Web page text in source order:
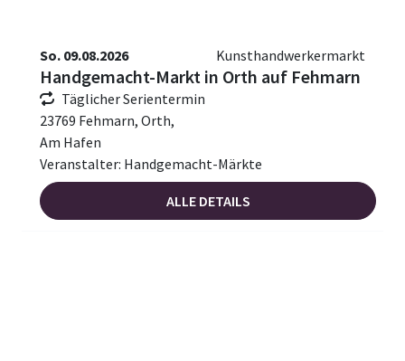
So. 09.08.2026 Kunsthandwerkermarkt
Handgemacht-Markt in Orth auf Fehmarn
Täglicher Serientermin
23769 Fehmarn, Orth,
Am Hafen
Veranstalter: Handgemacht-Märkte
ALLE DETAILS